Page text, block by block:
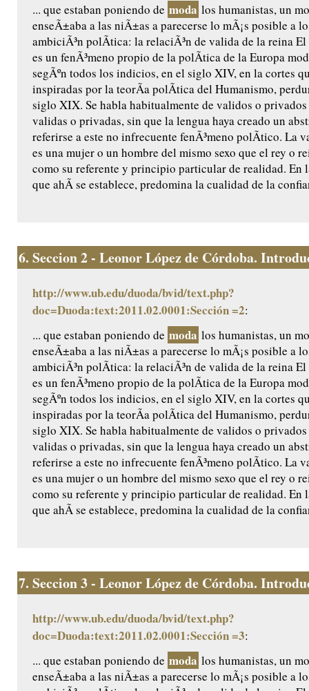
... que estaban poniendo de moda los humanistas, un
enseÃ±aba a las niÃ±as a parecerse lo mÃ¡s posible a
ambiciÃ³n polÃ­tica: la relaciÃ³n de valida de la reina
es un fenÃ³meno propio de la polÃ­tica de la Europa
segÃºn todos los indicios, en el siglo XIV, en la cortes
inspiradas por la teorÃ­a polÃ­tica del Humanismo,
siglo XIX. Se habla habitualmente de validos o privados
validas o privadas, sin que la lengua haya creado un
referirse a este no infrecuente fenÃ³meno polÃ­tico. La
es una mujer o un hombre del mismo sexo que el rey o
como su referente y principio particular de realidad. En
que ahÃ­ se establece, predomina la cualidad de la
6. Seccion 2 - Leonor López de Córdoba.
http://www.ub.edu/duoda/bvid/text.php?
doc=Duoda:text:2011.02.0001:Sección =2:
... que estaban poniendo de moda los humanistas, un
enseÃ±aba a las niÃ±as a parecerse lo mÃ¡s posible a
ambiciÃ³n polÃ­tica: la relaciÃ³n de valida de la reina
es un fenÃ³meno propio de la polÃ­tica de la Europa
segÃºn todos los indicios, en el siglo XIV, en la cortes
inspiradas por la teorÃ­a polÃ­tica del Humanismo,
siglo XIX. Se habla habitualmente de validos o privados
validas o privadas, sin que la lengua haya creado un
referirse a este no infrecuente fenÃ³meno polÃ­tico. La
es una mujer o un hombre del mismo sexo que el rey o
como su referente y principio particular de realidad. En
que ahÃ­ se establece, predomina la cualidad de la
7. Seccion 3 - Leonor López de Córdoba.
http://www.ub.edu/duoda/bvid/text.php?
doc=Duoda:text:2011.02.0001:Sección =3:
... que estaban poniendo de moda los humanistas, un
enseÃ±aba a las niÃ±as a parecerse lo mÃ¡s posible a